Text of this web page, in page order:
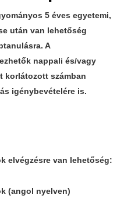
5 éves egyetemi,
után van lehetőség
A
nappali és/vagy
korlátozott számban
igénybevételére is.
elvégzésre van lehetőség:
(angol nyelven)